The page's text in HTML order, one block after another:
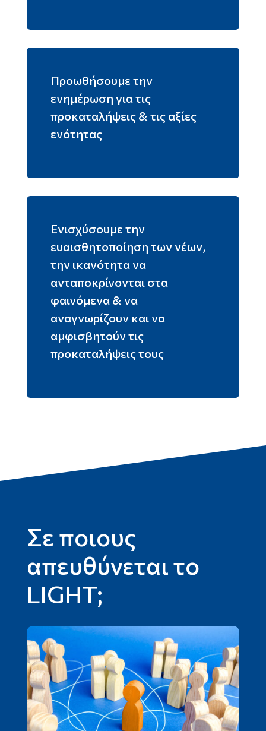
Προωθήσουμε την
ενημέρωση για τις
προκαταλήψεις & τις αξίες
ενότητας
Ενισχύσουμε την
ευαισθητοποίηση των νέων,
την ικανότητα να
ανταποκρίνονται στα
φαινόμενα & να
αναγνωρίζουν και να
αμφισβητούν τις
προκαταλήψεις τους
Σε ποιους
απευθύνεται το
LIGHT;